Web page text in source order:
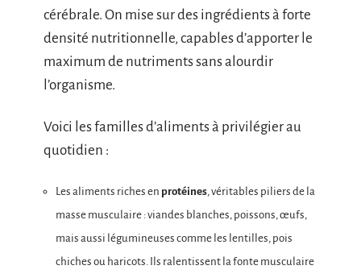
cérébrale. On mise sur des ingrédients à forte
densité nutritionnelle, capables d’apporter le
maximum de nutriments sans alourdir
l’organisme.
Voici les familles d’aliments à privilégier au
quotidien :
Les aliments riches en protéines, véritables piliers de la
masse musculaire : viandes blanches, poissons, œufs,
mais aussi légumineuses comme les lentilles, pois
chiches ou haricots. Ils ralentissent la fonte musculaire